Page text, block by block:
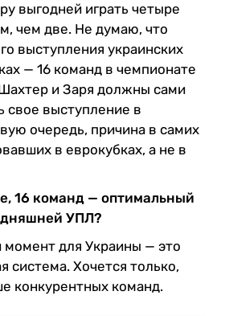
выгодней играть четыре
чем две. Не думаю, что
выступления украинских
— 16 команд в чемпионате
и Заря должны сами
свое выступление в
очередь, причина в самих
в еврокубках, а не в
16 команд — оптимальный
УПЛ?
для Украины — это
система. Хочется только,
конкурентных команд.